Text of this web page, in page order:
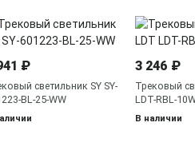
₽
светильник SY SY-
BL-25-WW
3 246 ₽
Трековый
LDT-RBL-
В наличии